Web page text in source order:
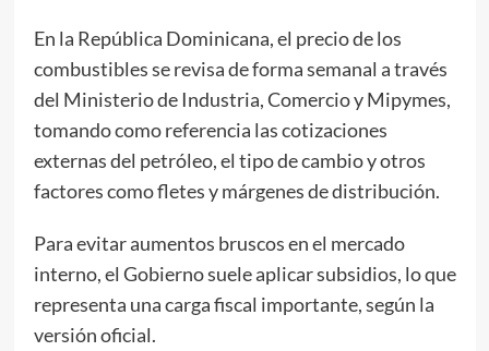
En la República Dominicana, el precio de los
combustibles se revisa de forma semanal a través
del Ministerio de Industria, Comercio y Mipymes,
tomando como referencia las cotizaciones
externas del petróleo, el tipo de cambio y otros
factores como fletes y márgenes de distribución.
Para evitar aumentos bruscos en el mercado
interno, el Gobierno suele aplicar subsidios, lo que
representa una carga fiscal importante, según la
versión oficial.